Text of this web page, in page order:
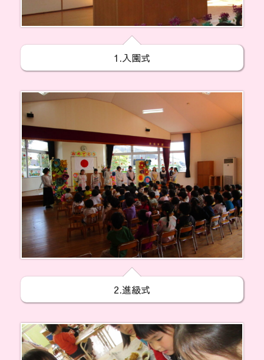
1.入園式
2.進級式